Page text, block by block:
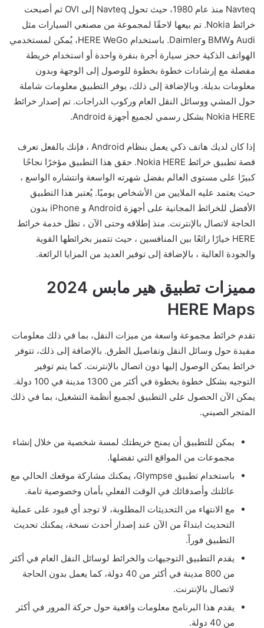
Navteq منذ عام 1980، حيث تحول Navteq إلى OVI ثم أصبحت
خرائط Nokia. تم بيعها لاحقًا لمجموعة من مصنعي السيارات مثل
Audi وBMW وDaimler. باستخدام HERE WeGo، يُمكن لمستخدمي
الهواتف الذكية حجز سيارة أجرة بنقرة واحدة أو استخدام خريطة
مفصلة مع إرشادات خطوة بخطوة للوصول إلى الوجهة وبدون
معلومات بديلة. وبالإضافة إلى ذلك، يوفر التطبيق معلومات شاملة
حول المشي ووسائل النقل العام وركوب الدراجات. تم إصدار خرائط
Nokia HERE بشكل رسمي لجميع أجهزة Android.
إذا كان لديك هاتف ذكي يعمل بنظام Android ، فإنك بالفعل تعرف
قصة تطبيق خرائط Nokia HERE. حقق هذا التطبيق مؤخرًا نجاحًا
كبيرًا على مستوى العالم بفضل شهرته الواسعة وانتشاره الواسع ،
حيث يعتمد عليه الملايين من الأشخاص يوميًا. يُعتبر هذا التطبيق
الأفضل للخرائط المجانية على أجهزة Android و iPhone بدون
الحاجة لاتصال بالإنترنت. منذ إطلاقه وحتى الآن ، تظل خدمة خرائط
HERE خيارًا رائعًا بين المنافسين ، حيث تتميز بخرائطها القوية
والجودة العالية ، بالإضافة إلى توفير العديد من المزايا الرائعة.
مميزات تطبيق هير مابس 2024
HERE Maps
تقدم خرائط مجموعة واسعة من ميزات النقل، بما في ذلك معلومات
مفيدة حول وسائل النقل وتفاصيل الطرق. بالإضافة إلى ذلك، تتوفر
خرائط يمكن الوصول إليها دون اتصال بالإنترنت. كما يتم توفير
التوجيه بشكل خطوة بخطوة في أكثر من 1300 مدينة في 100 دولة.
يمكن الآن الحصول على التطبيق لجميع أنظمة التشغيل، بما في ذلك
المتجر الصيني.
يمكن للتطبيق أن يمنح خريطتك لمسة شخصية من خلال إنشاء
مجموعات من المواقع التي تفضلها.
باستخدام تطبيق Glympse، يمكنك مشاركة موقعك الحالي مع
عائلتك وأصدقائك في الوقت الفعلي بأمان وخصوصية تامة.
مع الانتهاء من التحديثات المطلوبة، لا توجد أي قيود على عملية
التحديث ابتداءً من الآن عند إصدار أحدث نسخة، يمكنك تحديث
التطبيق فوراً.
يقدم التطبيق التوجيهات والخرائط لوسائل النقل العام في أكثر
من 800 مدينة في أكثر من 40 دولة، كما يعمل بدون الحاجة
لاتصال بالإنترنت.
يقدم هذا البرنامج معلومات واقعية حول حركة المرور في أكثر
من 40 دولة.